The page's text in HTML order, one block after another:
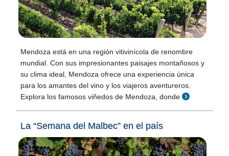
Mendoza está en una región vitivinícola de renombre
mundial. Con sus impresionantes paisajes montañosos y
su clima ideal, Mendoza ofrece una experiencia única
para los amantes del vino y los viajeros aventureros.
Explora los famosos viñedos de Mendoza, donde
La “Semana del Malbec” en el país